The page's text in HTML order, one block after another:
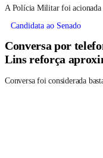
A Polícia Militar foi
Candidata ao Senado
Conversa por
Lins reforça
Conversa foi considerada